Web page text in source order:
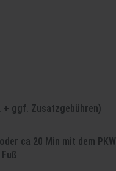
+ ggf. Zusatzgebühren)
ca 20 Min mit dem PKW